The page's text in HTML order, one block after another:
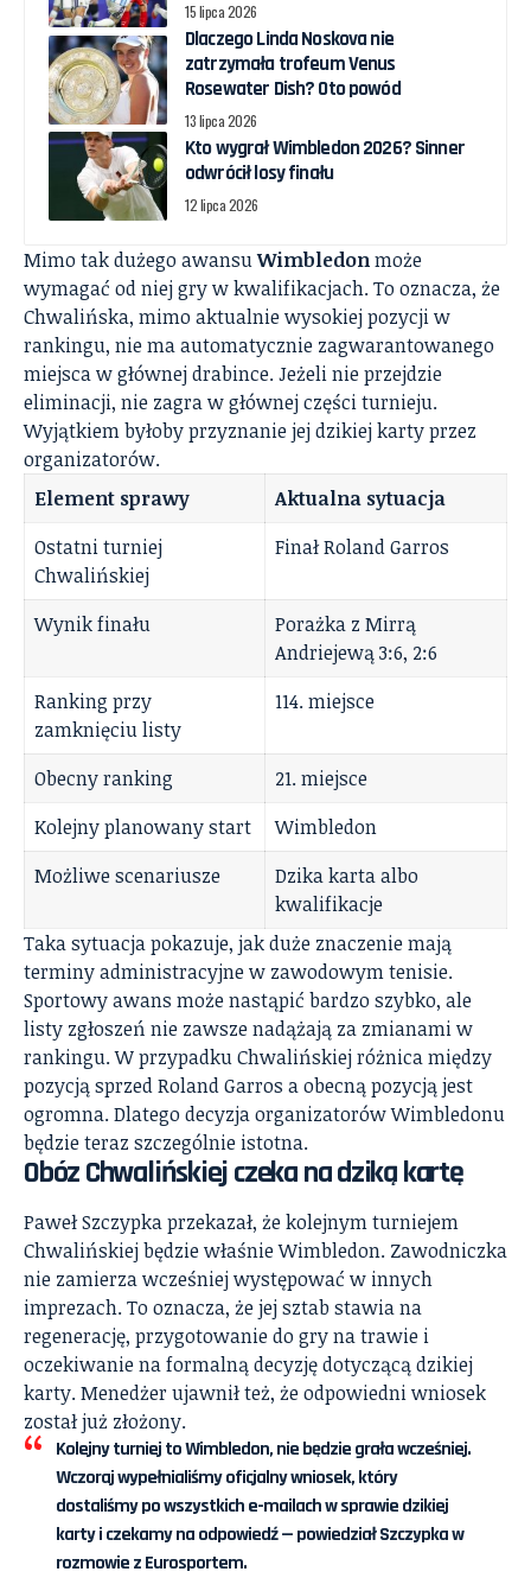
15 lipca 2026
Dlaczego Linda Noskova nie
zatrzymała trofeum Venus
Rosewater Dish? Oto powód
13 lipca 2026
Kto wygrał Wimbledon 2026? Sinner
odwrócił losy finału
12 lipca 2026
Mimo tak dużego awansuWimbledonmoże
wymagać od niej gry w kwalifikacjach. To oznacza, że
Chwalińska, mimo aktualnie wysokiej pozycji w
rankingu, nie ma automatycznie zagwarantowanego
miejsca w głównej drabince. Jeżeli nie przejdzie
eliminacji, nie zagra w głównej części turnieju.
Wyjątkiem byłoby przyznanie jej dzikiej karty przez
organizatorów.
Element sprawy
Aktualna sytuacja
Ostatni turniej
Chwalińskiej
Finał Roland Garros
Wynik finału
Porażka z Mirrą
Andriejewą 3:6, 2:6
Ranking przy
zamknięciu listy
114. miejsce
Obecny ranking
21. miejsce
Kolejny planowany start
Wimbledon
Możliwe scenariusze
Dzika karta albo
kwalifikacje
Taka sytuacja pokazuje, jak duże znaczenie mają
terminy administracyjne w zawodowym tenisie.
Sportowy awans może nastąpić bardzo szybko, ale
listy zgłoszeń nie zawsze nadążają za zmianami w
rankingu. W przypadku Chwalińskiej różnica między
pozycją sprzed Roland Garros a obecną pozycją jest
ogromna. Dlatego decyzja organizatorów Wimbledonu
będzie teraz szczególnie istotna.
Obóz Chwalińskiej czeka na dziką kartę
Paweł Szczypka przekazał, że kolejnym turniejem
Chwalińskiej będzie właśnie Wimbledon. Zawodniczka
nie zamierza wcześniej występować w innych
imprezach. To oznacza, że jej sztab stawia na
regenerację, przygotowanie do gry na trawie i
oczekiwanie na formalną decyzję dotyczącą dzikiej
karty. Menedżer ujawnił też, że odpowiedni wniosek
został już złożony.
Kolejny turniej to Wimbledon, nie będzie grała wcześniej.
Wczoraj wypełnialiśmy oficjalny wniosek, który
dostaliśmy po wszystkich e-mailach w sprawie dzikiej
karty i czekamy na odpowiedź — powiedział Szczypka w
rozmowie z Eurosportem.